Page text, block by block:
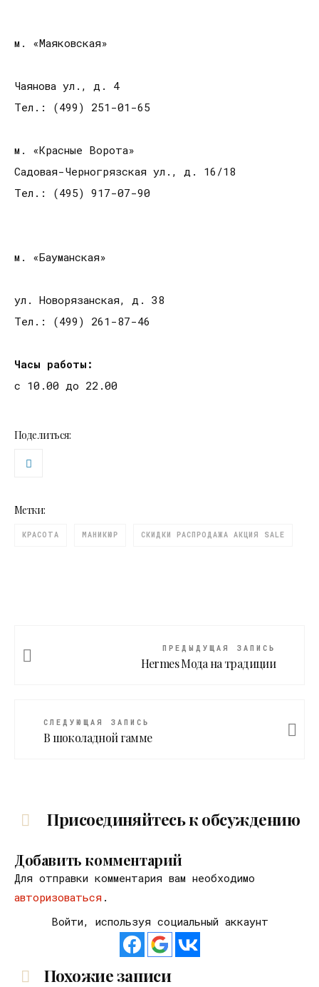
м. «Маяковская»
Чаянова ул., д. 4
Тел.: (499) 251-01-65
м. «Красные Ворота»
Садовая-Черногрязская ул., д. 16/18
Тел.: (495) 917-07-90
м. «Бауманская»
ул. Новорязанская, д. 38
Тел.: (499) 261-87-46
Часы работы:
с 10.00 до 22.00
Поделиться:
Метки:
КРАСОТА МАНИКЮР СКИДКИ РАСПРОДАЖА АКЦИЯ SALE
ПРЕДЫДУЩАЯ ЗАПИСЬ
Hermes Мода на традиции
СЛЕДУЮЩАЯ ЗАПИСЬ
В шоколадной гамме
Присоединяйтесь к обсуждению
Добавить комментарий
Для отправки комментария вам необходимо
авторизоваться .
Войти, используя социальный аккаунт
Похожие записи